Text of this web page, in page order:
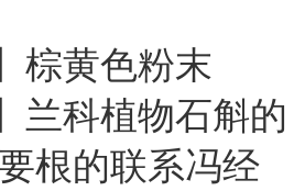
棕黄色粉末
兰科植物石斛的
根的联系冯经